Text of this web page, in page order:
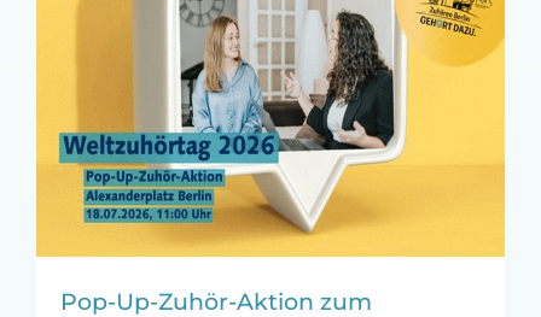
MFA-heute Newsletter-Anmeldung
Über uns
Ihre Werbung auf MFA-heute.de
Suche
nach:
Pop-Up-Zuhör-Aktion zum